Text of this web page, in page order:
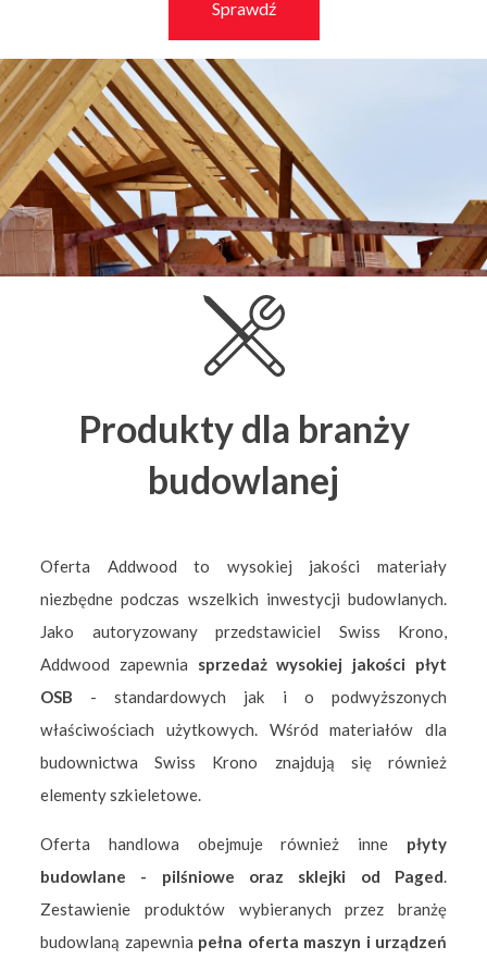
Sprawdź
Produkty dla branży
budowlanej
Oferta Addwood to wysokiej jakości materiały
niezbędne podczas wszelkich inwestycji budowlanych.
Jako autoryzowany przedstawiciel Swiss Krono,
Addwood zapewnia sprzedaż wysokiej jakości płyt
OSB - standardowych jak i o podwyższonych
właściwościach użytkowych. Wśród materiałów dla
budownictwa Swiss Krono znajdują się również
elementy szkieletowe.
Oferta handlowa obejmuje również inne płyty
budowlane - pilśniowe oraz sklejki od Paged.
Zestawienie produktów wybieranych przez branżę
budowlaną zapewnia pełna oferta maszyn i urządzeń